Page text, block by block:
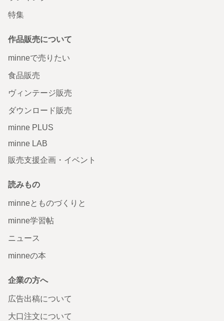
特集
作品販売について
minneで売りたい
食品販売
ヴィンテージ販売
ダウンロード販売
minne PLUS
minne LAB
販売支援企画・イベント
読みもの
minneとものづくりと
minne学習帖
ニュース
minneの本
企業の方へ
広告出稿について
大口注文について